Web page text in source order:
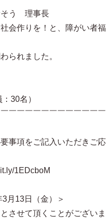
そう 理事長
会作りを！と、障がい者福
られました。
30名）
￣￣￣￣￣￣￣￣￣￣￣￣
事項をご記入いただきご応
1EDcboM
月13日（金）＞
させて頂くことがございま